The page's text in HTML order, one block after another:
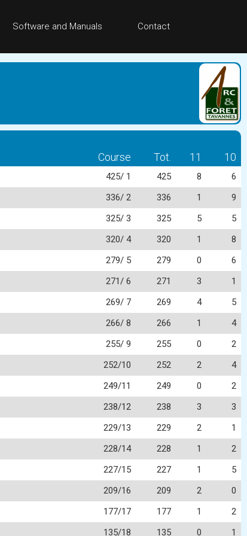
Software and Manuals Contact
Course Tot. 11 10
425/ 1 425 8
6
336/ 2 336 1
9
325/ 3 325 5
5
320/ 4 320 1
8
279/ 5 279 0
6
271/ 6 271 3
1
269/ 7 269 4
5
266/ 8 266 1
4
255/ 9 255 0
2
252/10 252 2
4
249/11 249 0
2
238/12 238 3
3
229/13 229 2
1
228/14 228 1
2
227/15 227 1
5
209/16 209 2
0
177/17 177 1
2
135/18 135 0 1